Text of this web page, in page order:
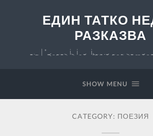
ЕДИН ТАТКО
РАЗКАЗВА
v 0.7 | "Chaos is inevitable and
SHOW MENU
CATEGORY: ПОЕЗИЯ